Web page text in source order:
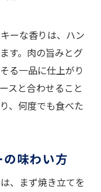
ーな香りは、ハン
す。肉の旨みとグ
る一品に仕上がり
スと合わせること
、何度でも食べた
味わい方
、まず焼き立てを